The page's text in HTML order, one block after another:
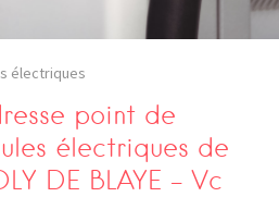
électriques
point de
électriques de
DE BLAYE – Vc